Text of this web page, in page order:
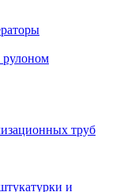
рулоном
труб
и